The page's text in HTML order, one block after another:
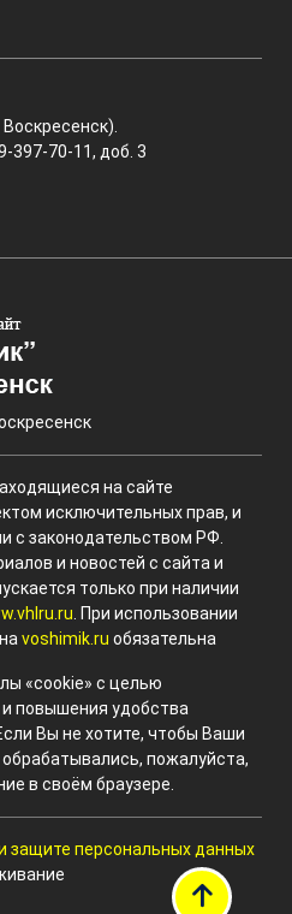
397-70-11, доб. 3
на сайте
исключительных прав, и
с законодательством РФ.
и новостей с сайта и
только при наличии
. При использовании
voshimik.ru обязательна
«cookie» с целью
повышения удобства
Вы не хотите, чтобы Ваши
пожалуйста,
в своём браузере.
защите персональных данных